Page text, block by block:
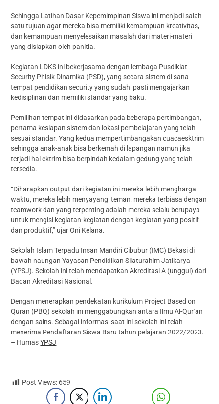
Sehingga Latihan Dasar Kepemimpinan Siswa ini menjadi salah
satu tujuan agar mereka bisa memiliki kemampuan kreativitas,
dan kemampuan menyelesaikan masalah dari materi-materi
yang disiapkan oleh panitia.
Kegiatan LDKS ini bekerjasama dengan lembaga Pusdiklat
Security Phisik Dinamika (PSD), yang secara sistem di sana
tempat pendidikan security yang sudah pasti mengajarkan
kedisiplinan dan memiliki standar yang baku.
Pemilihan tempat ini didasarkan pada beberapa pertimbangan,
pertama kesiapan sistem dan lokasi pembelajaran yang telah
sesuai standar. Yang kedua mempertimbangakan cuacaesktrim
sehingga anak-anak bisa berkemah di lapangan namun jika
terjadi hal ektrim bisa berpindah kedalam gedung yang telah
tersedia.
“Diharapkan output dari kegiatan ini mereka lebih menghargai
waktu, mereka lebih menyayangi teman, mereka terbiasa dengan
teamwork dan yang terpenting adalah mereka selalu berupaya
untuk mengisi kegiatan-kegiatan dengan kegiatan yang positif
dan produktif,” ujar Oni Kelana.
Sekolah Islam Terpadu Insan Mandiri Cibubur (IMC) Bekasi di
bawah naungan Yayasan Pendidikan Silaturahim Jatikarya
(YPSJ). Sekolah ini telah mendapatkan Akreditasi A (unggul) dari
Badan Akreditasi Nasional.
Dengan menerapkan pendekatan kurikulum Project Based on
Quran (PBQ) sekolah ini menggabungkan antara Ilmu Al-Qur’an
dengan sains. Sebagai informasi saat ini sekolah ini telah
menerima Pendaftaran Siswa Baru tahun pelajaran 2022/2023.
– HumasYPSJ
Post Views: 659